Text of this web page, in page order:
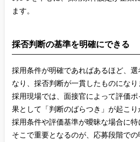
ます。
採否判断の基準を明確にできる
採用条件が明確であればあるほど、選
なり、採否判断が一貫したものになり
採用現場では、面接官によって評価
果として「判断のばらつき」が起こり
採用条件や評価基準が曖昧な場合に特
そこで重要となるのが、応募段階で